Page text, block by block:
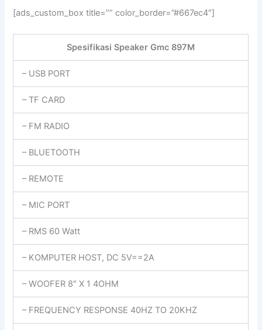
[ads_custom_box title=”” color_border=”#667ec4″]
Spesifikasi Speaker Gmc 897M
– USB PORT
– TF CARD
– FM RADIO
– BLUETOOTH
– REMOTE
– MIC PORT
– RMS 60 Watt
– KOMPUTER HOST, DC 5V==2A
– WOOFER 8″ X 1 4OHM
– FREQUENCY RESPONSE 40HZ TO 20KHZ